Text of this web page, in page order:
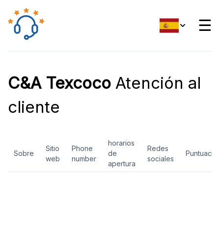
☰
C&A Texcoco Atención al
cliente
Sobre
Sitio
web
Phone
number
horarios
de
apertura
Redes
sociales